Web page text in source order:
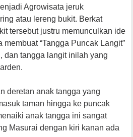
Agrowisata jeruk
atau lereng bukit. Berkat
tersebut justru memunculkan ide
“Tangga Puncak Langit”
dan tangga langit inilah yang
deretan anak tangga yang
taman hingga ke puncak
anak tangga ini sangat
Masurai dengan kiri kanan ada